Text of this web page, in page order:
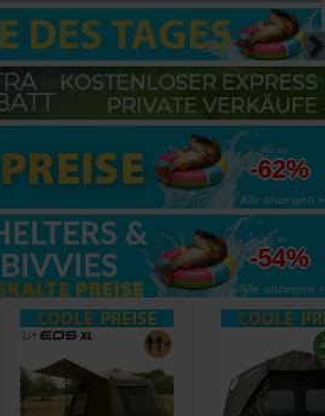
bis zu
-62%
Alle anzeigen »
bis zu
-54%
Alle anzeigen »